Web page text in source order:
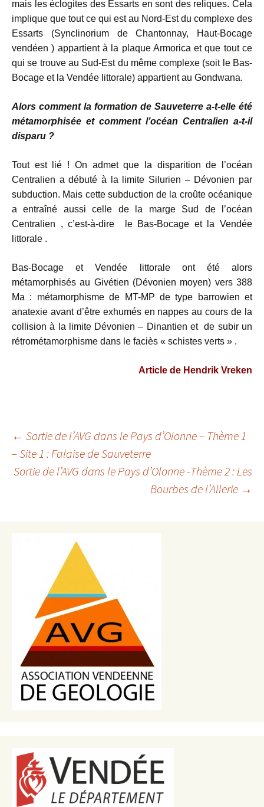
mais les éclogites des Essarts en sont des reliques. Cela
implique que tout ce qui est au Nord-Est du complexe des
Essarts (Synclinorium de Chantonnay, Haut-Bocage
vendéen ) appartient à la plaque Armorica et que tout ce
qui se trouve au Sud-Est du même complexe (soit le Bas-
Bocage et la Vendée littorale) appartient au Gondwana.
Alors comment la formation de Sauveterre a-t-elle été
métamorphisée et comment l’océan Centralien a-t-il
disparu ?
Tout est lié ! On admet que la disparition de l’océan
Centralien a débuté à la limite Silurien – Dévonien par
subduction. Mais cette subduction de la croûte océanique
a entraîné aussi celle de la marge Sud de l’océan
Centralien , c’est-à-dire le Bas-Bocage et la Vendée
littorale .
Bas-Bocage et Vendée littorale ont été alors
métamorphisés au Givétien (Dévonien moyen) vers 388
Ma : métamorphisme de MT-MP de type barrowien et
anatexie avant d’être exhumés en nappes au cours de la
collision à la limite Dévonien – Dinantien et de subir un
rétrométamorphisme dans le faciès « schistes verts » .
Article de Hendrik Vreken
Navigation
des
← Sortie de l’AVG dans le Pays d’Olonne – Thème 1
– Site 1 : Falaise de Sauveterre
Sortie de l’AVG dans le Pays d’Olonne -Thème 2 : Les
Bourbes de l’Allerie →